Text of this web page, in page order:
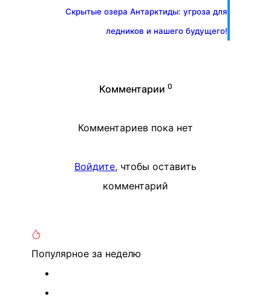
Скрытые озера Антарктиды: угроза для
ледников и нашего будущего!
Комментарии 0
Комментариев пока нет
Войдите, чтобы оставить
комментарий
Популярное за неделю